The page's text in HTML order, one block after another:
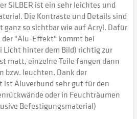
SILBER ist ein sehr leichtes und
Die Kontraste und Details sind
so sichtbar wie auf Acryl. Dafür
der "Alu-Effekt" kommt bei
Licht hinter dem Bild) richtig zur
matt, einzelne Teile fangen dann
bzw. leuchten. Dank der
Aluverbund sehr gut für den
oder in Feuchträumen
Befestigungsmaterial)